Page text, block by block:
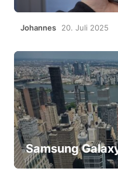
Johannes 20. Juli 2025
Samsung